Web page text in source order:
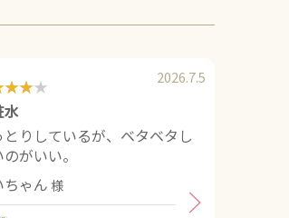
2026.7.5
水
とりしているが、ベタベタし
がいい。
ちゃん